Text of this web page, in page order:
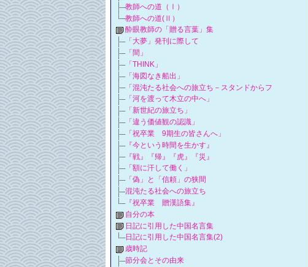
教師への道（Ⅰ）
教師への道(Ⅱ）
酔眼教師の「贈る言葉」集
「大夢」発刊に際して
「間」
「THINK」
「海図なき船出」
「混沌たる社会への旅立ち－スタンドからフ
「河を渡って木立の中へ」
「新世紀の旅立ち」
「違う価値観の認識」
「祝卒業 9期生の皆さんへ」
『今という時間を生かす』
『戦』『帰』『虎』『災』
「額に汗して働く」
「偽」と「信頼」の狭間
混沌たる社会への旅立ち
『祝卒業 贈漢語集』
自分の本
日記に引用した中国名言集
日記に引用した中国名言集(2)
歳時記
節分会とその由来